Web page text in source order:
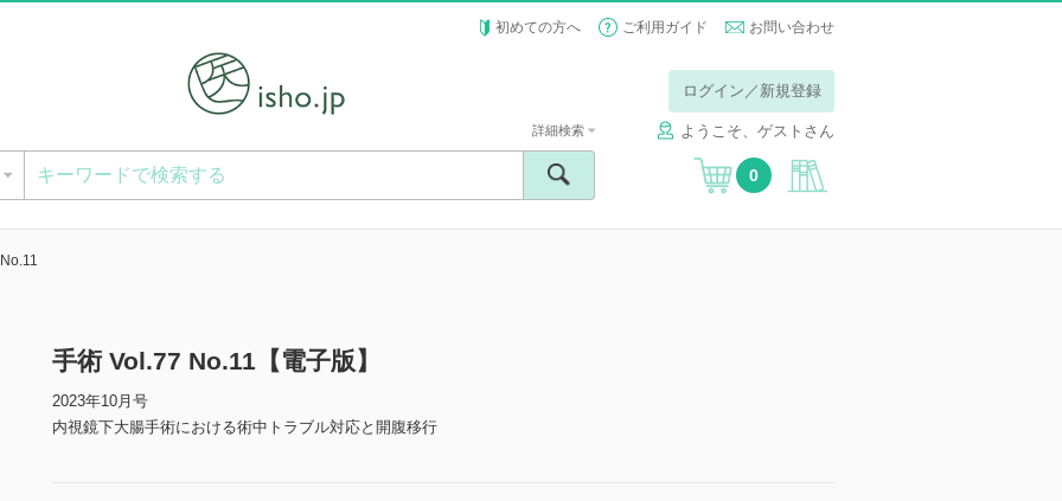
初めての方へ ご利用ガイド お問い合わせ
ログイン／新規登録
ようこそ、ゲストさん
詳細検索
0
手術 Vol.77 No.11【電子版】
2023年10月号
内視鏡下大腸手術における術中トラブル対応と開腹移行